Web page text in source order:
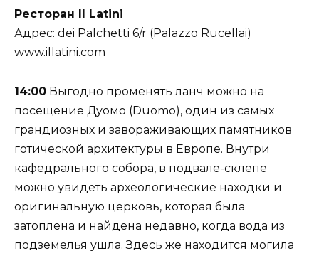
Ресторан Il Latini
Адрес: dei Palchetti 6/r (Palazzo Rucellai)
www.illatini.com
14:00 Выгодно променять ланч можно на
посещение Дуомо (Duomo), один из самых
грандиозных и завораживающих памятников
готической архитектуры в Европе. Внутри
кафедрального собора, в подвале-склепе
можно увидеть археологические находки и
оригинальную церковь, которая была
затоплена и найдена недавно, когда вода из
подземелья ушла. Здесь же находится могила